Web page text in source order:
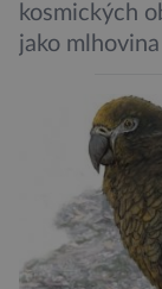
kosmických
jako
prachu,
chemických
nových
záběru
teleskopu
jednotlivých